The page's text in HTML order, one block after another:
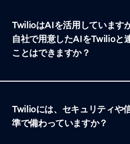
TwilioはAIを活用しています
自社で用意したAIをTwilioと
ことはできますか？
Twilioには、セキュリティや
準で備わっていますか？